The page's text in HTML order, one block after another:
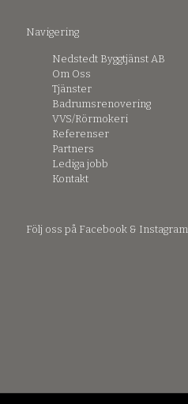
Navigering
Nedstedt Byggtjänst AB
Om Oss
Tjänster
Badrumsrenovering
VVS/Rörmokeri
Referenser
Partners
Lediga jobb
Kontakt
Följ oss på Facebook & Instagram